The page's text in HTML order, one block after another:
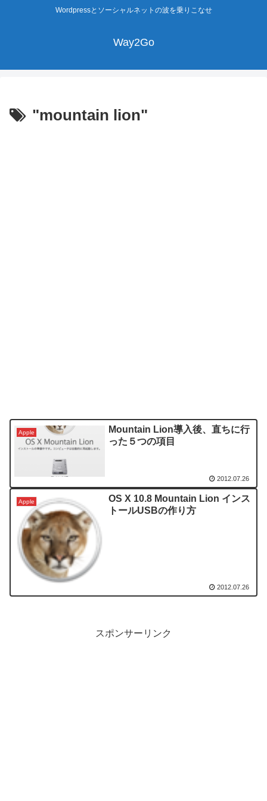
Wordpressとソーシャルネットの波を乗りこなせ
Way2Go
"mountain lion"
Apple
Mountain Lion導入後、直ちに行
った５つの項目
2012.07.26
Apple
OS X 10.8 Mountain Lion インス
トールUSBの作り方
2012.07.26
スポンサーリンク